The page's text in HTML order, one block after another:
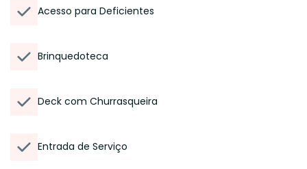
Acesso para Deficientes
Brinquedoteca
Deck com Churrasqueira
Entrada de Serviço